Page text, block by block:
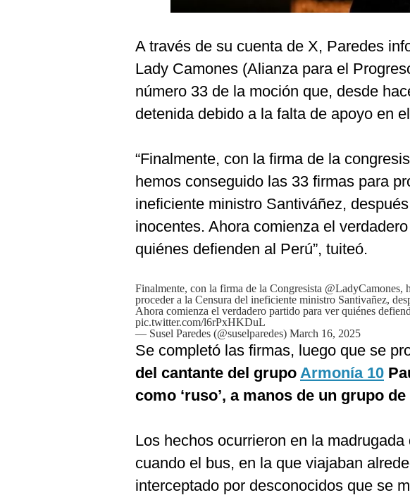
A través de su cuenta de X, Paredes
Lady Camones (Alianza para el
número 33 de la moción que, desde
detenida debido a la falta de apoyo en
“Finalmente, con la firma de la
hemos conseguido las 33 firmas para
ineficiente ministro Santiváñez,
inocentes. Ahora comienza el
quiénes defienden al Perú”, tuiteó.
Finalmente, con la firma de la Congresista @LadyCamones,
proceder a la Censura del ineficiente ministro Santivañez,
Ahora comienza el verdadero partido para ver quiénes
pic.twitter.com/l6rPxHKDuL
— Susel Paredes (@suselparedes) March 16, 2025
Se completó las firmas, luego que se
del cantante del grupo Armonía 10
como ‘ruso’, a manos de un grupo
Los hechos ocurrieron en la
cuando el bus, en la que viajaban
interceptado por desconocidos que se